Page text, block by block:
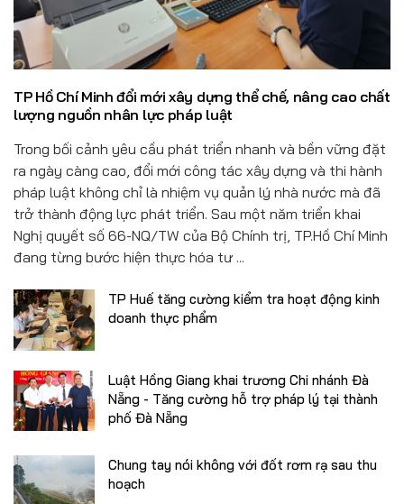
Pháp luật
Khoa giáo
Multimedia
TP Hồ Chí Minh đổi mới xây dựng thể chế, nâng cao chất
lượng nguồn nhân lực pháp luật
Trong bối cảnh yêu cầu phát triển nhanh và bền vững đặt
ra ngày càng cao, đổi mới công tác xây dựng và thi hành
pháp luật không chỉ là nhiệm vụ quản lý nhà nước mà đã
trở thành động lực phát triển. Sau một năm triển khai
Nghị quyết số 66-NQ/TW của Bộ Chính trị, TP.Hồ Chí Minh
đang từng bước hiện thực hóa tư ...
TP Huế tăng cường kiểm tra hoạt động kinh
doanh thực phẩm
Luật Hồng Giang khai trương Chi nhánh Đà
Nẵng - Tăng cường hỗ trợ pháp lý tại thành
phố Đà Nẵng
Chung tay nói không với đốt rơm rạ sau thu
hoạch